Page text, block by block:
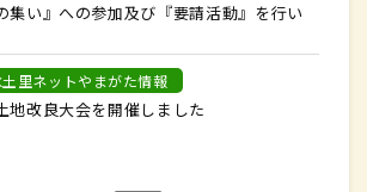
集い』への参加及び『要請活動』を行い
里ネットやまがた情報
地改良大会を開催しました